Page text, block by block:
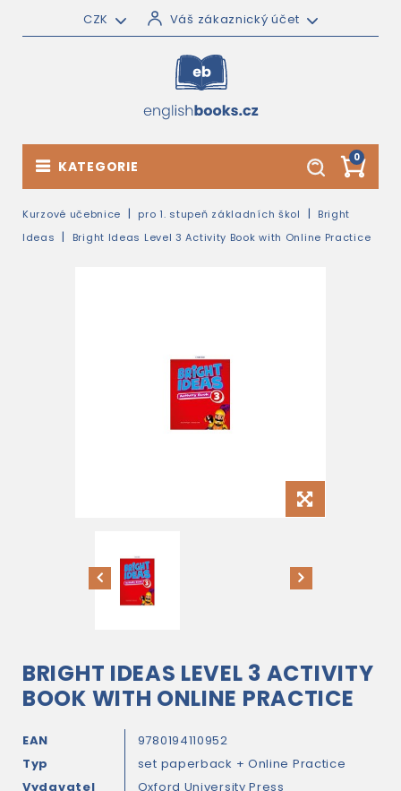
CZK Váš zákaznický účet
0
KATEGORIE
Kurzové učebnice pro 1. stupeň základních škol
Bright
Ideas
Bright Ideas Level 3 Activity Book with Online Practice
BRIGHT IDEAS LEVEL 3 ACTIVITY
BOOK WITH ONLINE PRACTICE
EAN
9780194110952
Typ
set paperback + Online Practice
Vydavatel
Oxford University Press